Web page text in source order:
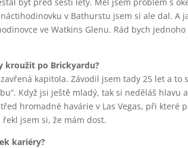
v Bathurstu jsem si ale dal. A
ve Watkins Glenu. Rád bych
kroužit po Brickyardu?
kapitola. Závodil jsem tady 25 let a to
Když jsi ještě mladý, tak si neděláš hlavu
hromadné havárie v Las Vegas, při které
jsem si, že mám dost.
kariéry?